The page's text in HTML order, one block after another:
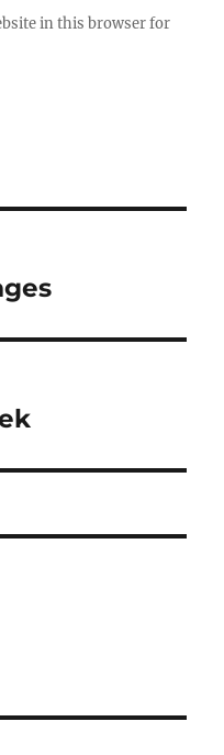
in this browser for